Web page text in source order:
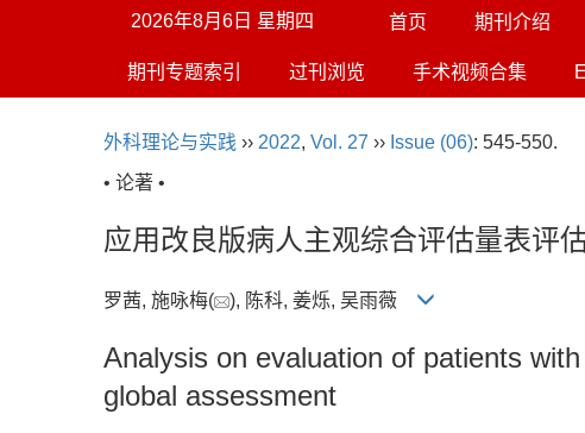
2026年8月6日 星期四 首页 期刊介绍
期刊专题索引 过刊浏览 手术视频合集
外科理论与实践 ›› 2022, Vol. 27 ›› Issue (06): 545-550.
• 论著 •
应用改良版病人主观综合评估量表评
罗茜, 施咏梅( ), 陈科, 姜烁, 吴雨薇
Analysis on evaluation of patients
global assessment